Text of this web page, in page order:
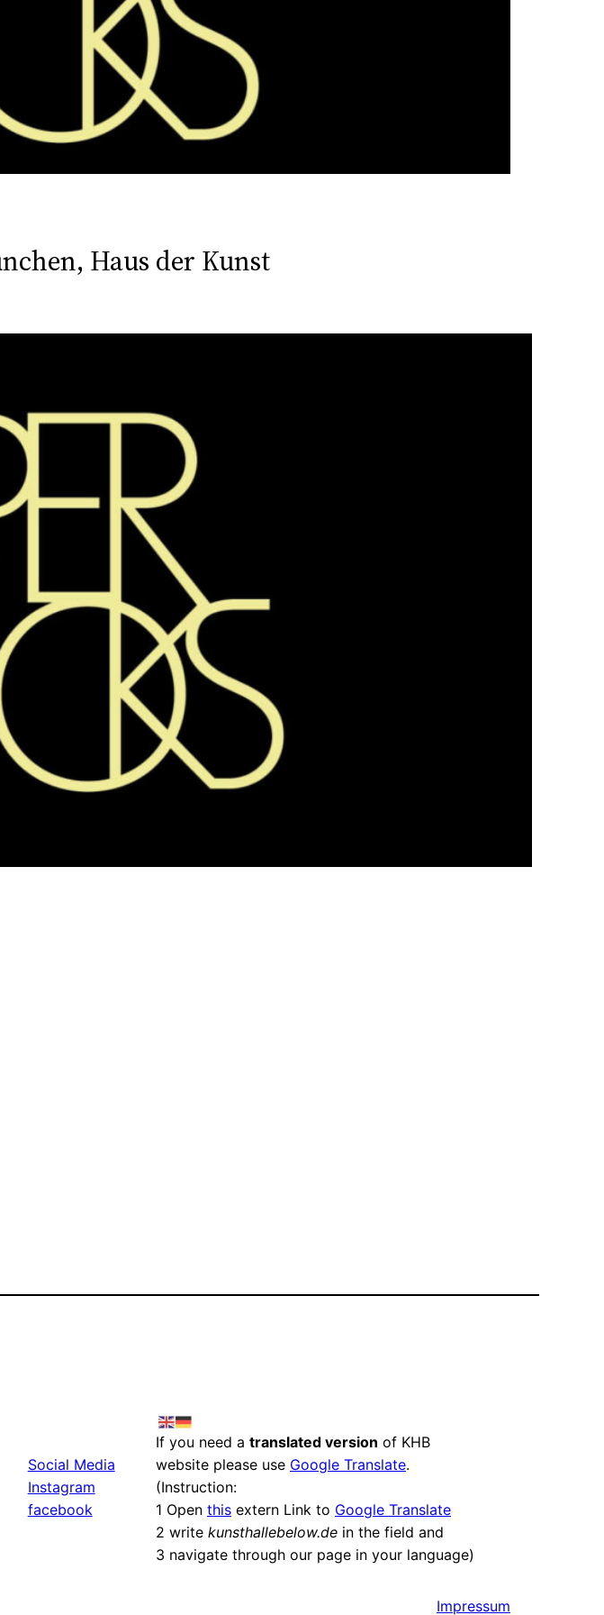
Haus der Kunst
Social Media
Instagram
facebook
If you need a translated version of KHB
website please use Google Translate.
(Instruction:
1 Open thisextern Link to Google Translate
2 write kunsthallebelow.dein the field and
3 navigate through our page in your language)
Impressum